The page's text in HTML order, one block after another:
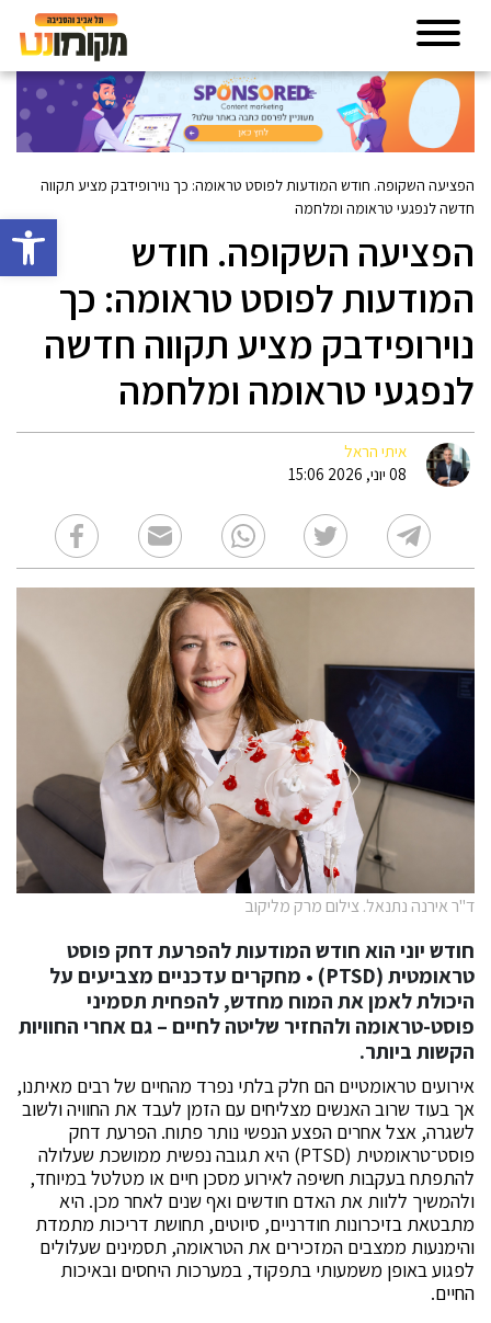
פתח
הפציעה השקופה. חודש המודעות לפוסט טראומה: כך נוירופידבק מציע תקווה
חדשה לנפגעי טראומה ומלחמה
הפציעה השקופה. חודש
המודעות לפוסט טראומה: כך
נוירופידבק מציע תקווה חדשה
לנפגעי טראומה ומלחמה
איתי הראל
08 יוני, 2026 15:06
ד"ר אירנה נתנאל. צילום מרק מליקוב
חודש יוני הוא חודש המודעות להפרעת דחק פוסט
טראומטית (PTSD) • מחקרים עדכניים מצביעים על
היכולת לאמן את המוח מחדש, להפחית תסמיני
פוסט-טראומה ולהחזיר שליטה לחיים – גם אחרי החוויות
הקשות ביותר.
אירועים טראומטיים הם חלק בלתי נפרד מהחיים של רבים מאיתנו,
אך בעוד שרוב האנשים מצליחים עם הזמן לעבד את החוויה ולשוב
לשגרה, אצל אחרים הפצע הנפשי נותר פתוח. הפרעת דחק
פוסט־טראומטית (PTSD) היא תגובה נפשית ממושכת שעלולה
להתפתח בעקבות חשיפה לאירוע מסכן חיים או מטלטל במיוחד,
ולהמשיך ללוות את האדם חודשים ואף שנים לאחר מכן. היא
מתבטאת בזיכרונות חודרניים, סיוטים, תחושת דריכות מתמדת
והימנעות ממצבים המזכירים את הטראומה, תסמינים שעלולים
לפגוע באופן משמעותי בתפקוד, במערכות היחסים ובאיכות
החיים.